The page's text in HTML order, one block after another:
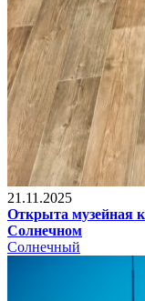
21.11.2025
Открыта музейная
Солнечном
Солнечный